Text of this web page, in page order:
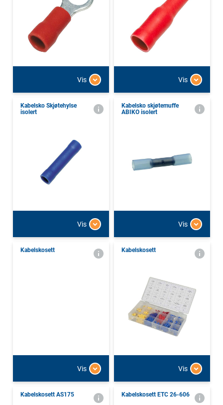
Vis Vis
Kabelsko Skjøtehylse
isolert
Vis
Kabelsko skjøtemuffe
ABIKO isolert
Vis
Kabelskosett
Vis
Kabelskosett
Vis
Kabelskosett AS175 Kabelskosett ETC 26-606